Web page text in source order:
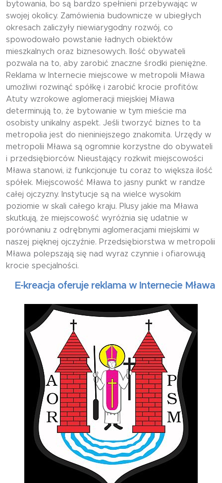
bytowania, bo są bardzo spełnieni przebywając w
swojej okolicy. Zamówienia budownicze w ubiegłych
okresach zaliczyły niewiarygodny rozwój, co
spowodowało powstanie ładnych obiektów
mieszkalnych oraz biznesowych. Ilość obywateli
pozwala na to, aby zarobić znaczne środki pieniężne.
Reklama w Internecie miejscowe w metropolii Mława
umożliwi rozwinąć spółkę i zarobić krocie profitów.
Atuty wzrokowe aglomeracji miejskiej Mława
determinują to, że bytowanie w tym mieście ma
osobisty unikalny aspekt. Jeśli tworzyć biznes to ta
metropolia jest do nieniniejszego znakomita. Urzędy w
metropolii Mława są ogromnie korzystne do obywateli
i przedsiębiorców. Nieustający rozkwit miejscowości
Mława stanowi, iż funkcjonuje tu coraz to większa ilość
spółek. Miejscowość Mława to jasny punkt w randze
całej ojczyzny. Instytucje są na wielce wysokim
poziomie w skali całego kraju. Plusy jakie ma Mława
skutkują, że miejscowość wyróżnia się udatnie w
porównaniu z odrębnymi aglomeracjami miejskimi w
naszej pięknej ojczyźnie. Przedsiębiorstwa w metropolii
Mława polepszają się nad wyraz czynnie i ofiarowują
krocie specjalności.
oferuje reklama w Internecie Mława